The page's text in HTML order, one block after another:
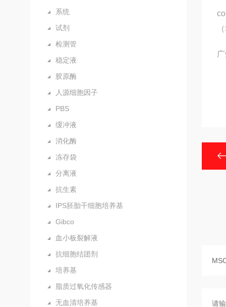
系统
试剂
检测管
稳定液
胶原酶
人源细胞因子
PBS
缓冲液
消化酶
冻存袋
分离液
抗生素
IPS胚胎干细胞培养基
Gibco
血小板裂解液
抗细胞结团剂
培养基
脂质过氧化传感器
无血清培养基